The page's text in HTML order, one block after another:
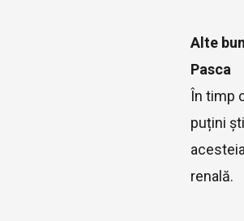
Alte
Pasca
În timp
puțini
renală.